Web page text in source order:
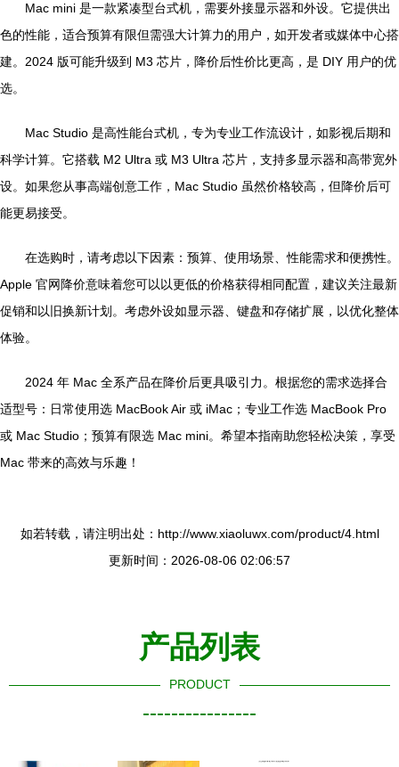
Mac mini 是一款紧凑型台式机，需要外接显示器和外设。它提供出
色的性能，适合预算有限但需强大计算力的用户，如开发者或媒体中心搭
建。2024 版可能升级到 M3 芯片，降价后性价比更高，是 DIY 用户的优
选。
Mac Studio 是高性能台式机，专为专业工作流设计，如影视后期和
科学计算。它搭载 M2 Ultra 或 M3 Ultra 芯片，支持多显示器和高带宽外
设。如果您从事高端创意工作，Mac Studio 虽然价格较高，但降价后可
能更易接受。
在选购时，请考虑以下因素：预算、使用场景、性能需求和便携性。
Apple 官网降价意味着您可以以更低的价格获得相同配置，建议关注最新
促销和以旧换新计划。考虑外设如显示器、键盘和存储扩展，以优化整体
体验。
2024 年 Mac 全系产品在降价后更具吸引力。根据您的需求选择合
适型号：日常使用选 MacBook Air 或 iMac；专业工作选 MacBook Pro
或 Mac Studio；预算有限选 Mac mini。希望本指南助您轻松决策，享受
Mac 带来的高效与乐趣！
如若转载，请注明出处：http://www.xiaoluwx.com/product/4.html
更新时间：2026-08-06 02:06:57
产品列表
PRODUCT
----------------